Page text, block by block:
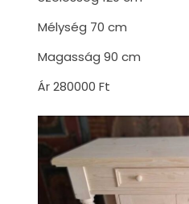
Mélység 70 cm
Magasság 90 cm
Ár 280000 Ft